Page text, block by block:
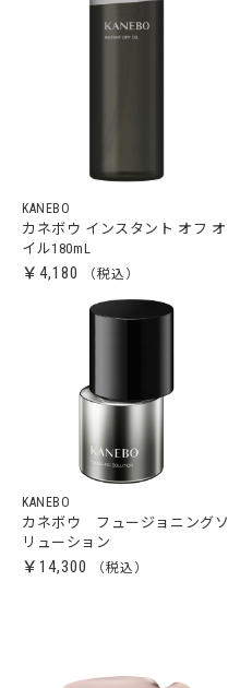
KANEBO
カネボウ インスタント オフ オ
イル180mL
￥4,180
KANEBO
カネボウ フュージョニングソ
リューション
￥14,300